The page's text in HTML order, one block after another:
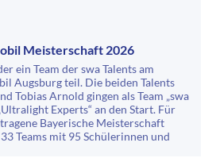
Meisterschaft 2026
ein Team der swa Talents am
Augsburg teil. Die beiden Talents
Tobias Arnold gingen als Team „swa
Experts“ an den Start. Für
Bayerische Meisterschaft
Teams mit 95 Schülerinnen und